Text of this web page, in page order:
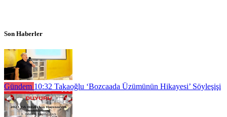
Son Haberler
Gündem 10:32 Takaoğlu ‘Bozcaada Üzümünün Hikayesi’ Söyleşişi